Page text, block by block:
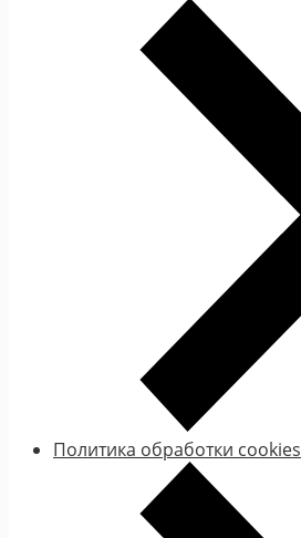
Политика обработки cookies